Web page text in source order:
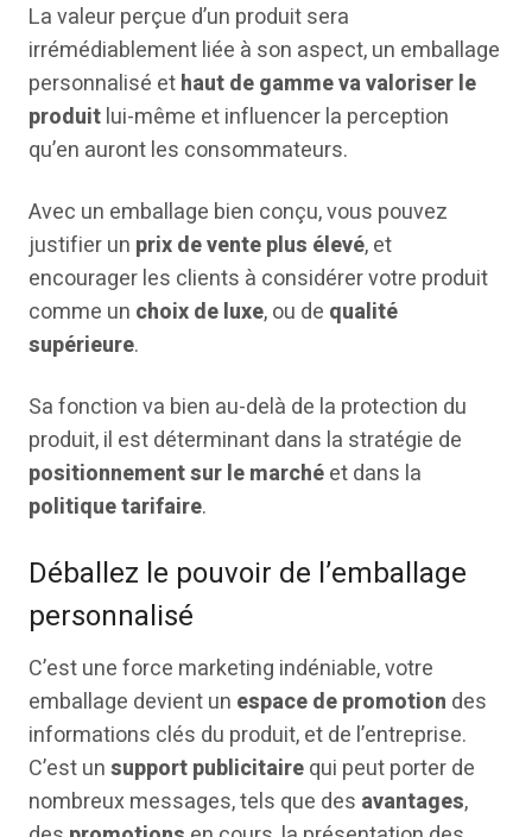
La valeur perçue d’un produit sera
irrémédiablement liée à son aspect, un emballage
personnalisé ethaut de gamme va valoriser le
produitlui-même et influencer la perception
qu’en auront les consommateurs.
Avec un emballage bien conçu, vous pouvez
justifier un prix de vente plus élevé, et
encourager les clients à considérer votre produit
comme un choix de luxe, ou de qualité
supérieure.
Sa fonction va bien au-delà de la protection du
produit, il est déterminant dans la stratégie de
positionnement sur le marchéet dans la
politique tarifaire.
Déballez le pouvoir de l’emballage
personnalisé
C’est une force marketing indéniable, votre
emballage devient un espace de promotion des
informations clés du produit, et de l’entreprise.
C’est unsupport publicitairequi peut porter de
nombreux messages, tels que des avantages,